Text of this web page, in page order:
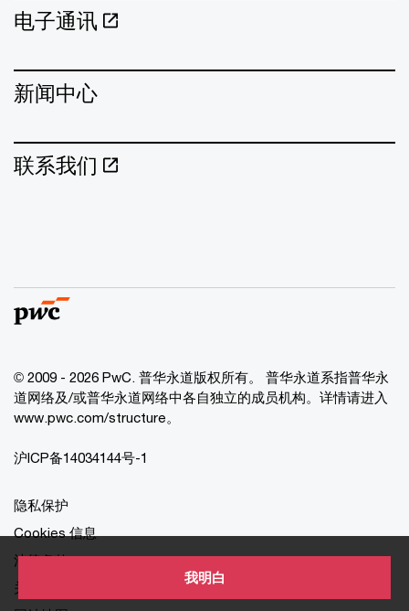
我明白
电子通讯
新闻中心
联系我们
© 2009 - 2026 PwC. 普华永道版权所有。 普华永道系指普华永
道网络及/或普华永道网络中各自独立的成员机构。详情请进入
www.pwc.com/structure。
沪ICP备14034144号-1
隐私保护
Cookies 信息
法律条款
关于本网站